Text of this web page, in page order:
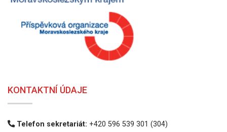
KONTAKTNÍ ÚDAJE
Telefon sekretariát: +420 596 539 301 (304)